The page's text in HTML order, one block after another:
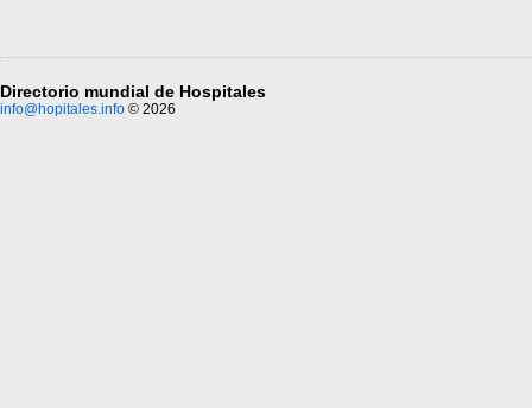
Directorio mundial de Hospitales
info@hopitales.info © 2026